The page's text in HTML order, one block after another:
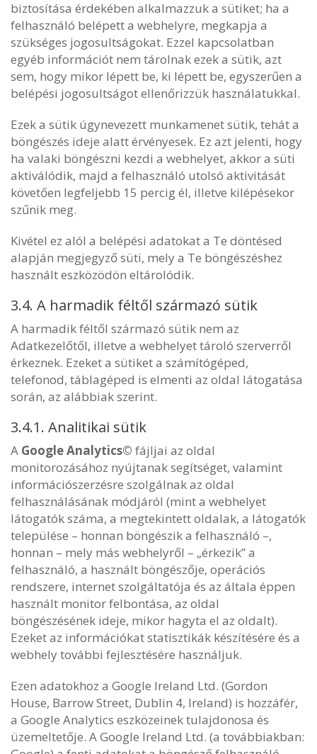
biztosítása érdekében alkalmazzuk a sütiket; ha a
felhasználó belépett a webhelyre, megkapja a
szükséges jogosultságokat. Ezzel kapcsolatban
egyéb információt nem tárolnak ezek a sütik, azt
sem, hogy mikor lépett be, ki lépett be, egyszerűen a
belépési jogosultságot ellenőrizzük használatukkal.
Ezek a sütik úgynevezett munkamenet sütik, tehát a
böngészés ideje alatt érvényesek. Ez azt jelenti, hogy
ha valaki böngészni kezdi a webhelyet, akkor a süti
aktiválódik, majd a felhasználó utolsó aktivitását
követően legfeljebb 15 percig él, illetve kilépésekor
szűnik meg.
Kivétel ez alól a belépési adatokat a Te döntésed
alapján megjegyző süti, mely a Te böngészéshez
használt eszközödön eltárolódik.
3.4. A harmadik féltől származó sütik
A harmadik féltől származó sütik nem az
Adatkezelőtől, illetve a webhelyet tároló szerverről
érkeznek. Ezeket a sütiket a számítógéped,
telefonod, táblagéped is elmenti az oldal látogatása
során, az alábbiak szerint.
3.4.1. Analitikai sütik
A Google Analytics© fájljai az oldal
monitorozásához nyújtanak segítséget, valamint
információszerzésre szolgálnak az oldal
felhasználásának módjáról (mint a webhelyet
látogatók száma, a megtekintett oldalak, a látogatók
települése – honnan böngészik a felhasználó –,
honnan – mely más webhelyről – „érkezik” a
felhasználó, a használt böngészője, operációs
rendszere, internet szolgáltatója és az általa éppen
használt monitor felbontása, az oldal
böngészésének ideje, mikor hagyta el az oldalt).
Ezeket az információkat statisztikák készítésére és a
webhely további fejlesztésére használjuk.
Ezen adatokhoz a Google Ireland Ltd. (Gordon
House, Barrow Street, Dublin 4, Ireland) is hozzáfér,
a Google Analytics eszközeinek tulajdonosa és
üzemeltetője. A Google Ireland Ltd. (a továbbiakban: